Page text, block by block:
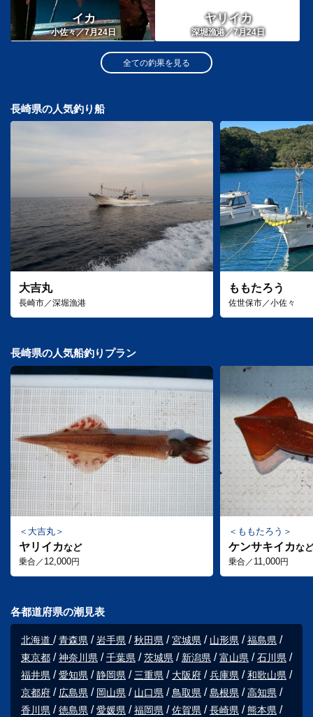
イカ
小佐々／7月24日
ヤリイカ
深堀漁港／7月24日
全ての釣果を見る
長崎県の人気釣り船
大吉丸
長崎市／深堀漁港
ももたろう
佐世保市／小佐々
長崎県の人気船釣りプラン
大吉丸
ヤリイカなど
乗合／ 12,000円
ももたろう
ケンサキイカなど
乗合／ 11,000円
各都道府県の潮見表
北海道 青森県 岩手県 秋田県 宮城県 山形県
福島県
東京都
神奈川県 千葉県 茨城県 新潟県 富山県
石川県
福井県
愛知県 静岡県 三重県 大阪府 兵庫県
和歌山県
京都府
広島県 岡山県 山口県 鳥取県 島根県
高知県
香川県
徳島県 愛媛県 福岡県 佐賀県 長崎県
熊本県